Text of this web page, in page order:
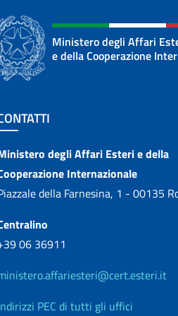
Ministero degli Affari
e della Cooperazione
footer
degli Affari Esteri e della
Internazionale
della Farnesina, 1 - 00135
06 36911
PEC di tutti gli uffici